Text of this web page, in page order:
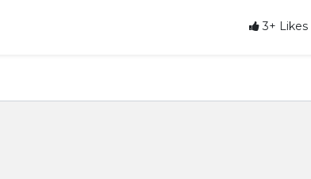
3+ Likes